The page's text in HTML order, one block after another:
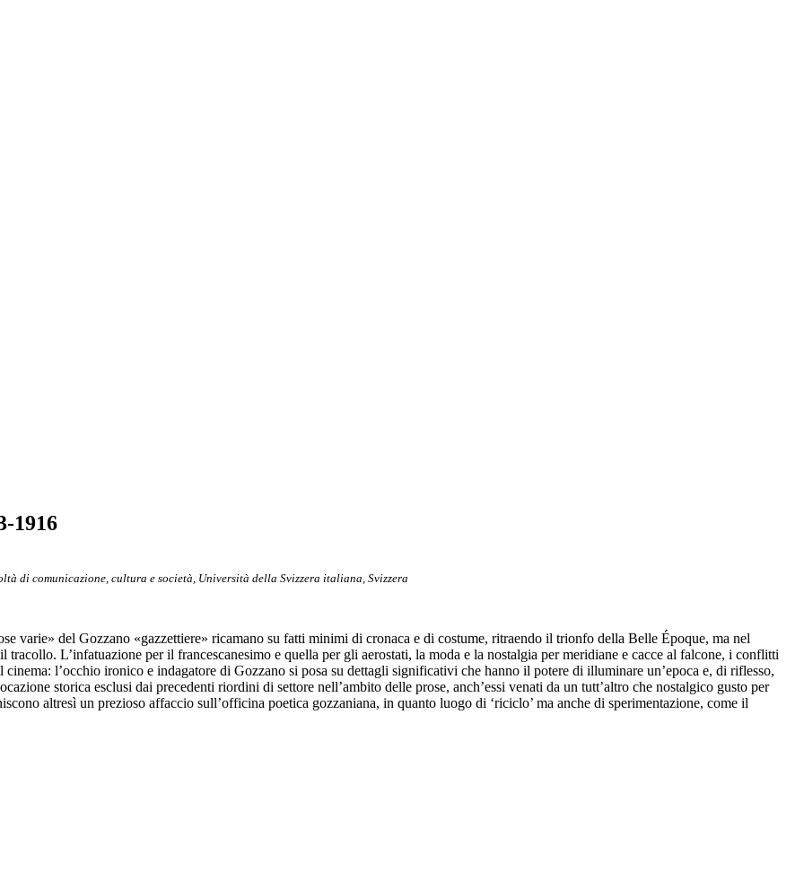
1916
di comunicazione, cultura e società, Università della Svizzera italiana, Svizzera
varie» del Gozzano «gazzettiere» ricamano su fatti minimi di cronaca e di costume, ritraendo il trionfo della Belle Époque, ma nel
L’infatuazione per il francescanesimo e quella per gli aerostati, la moda e la nostalgia per meridiane e cacce al falcone, i conflitti
l’occhio ironico e indagatore di Gozzano si posa su dettagli significativi che hanno il potere di illuminare un’epoca e, di riflesso,
storica esclusi dai precedenti riordini di settore nell’ambito delle prose, anch’essi venati da un tutt’altro che nostalgico gusto per
altresì un prezioso affaccio sull’officina poetica gozzaniana, in quanto luogo di ‘riciclo’ ma anche di sperimentazione, come il